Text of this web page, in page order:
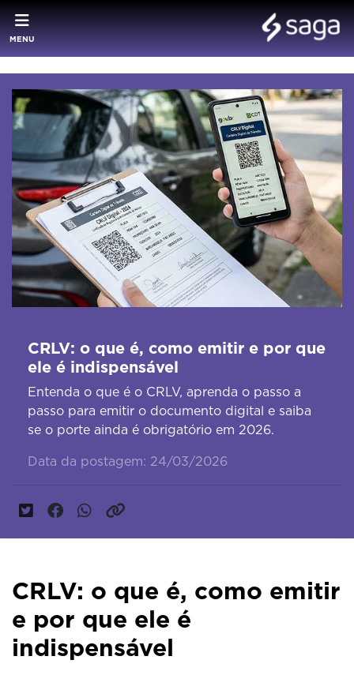
MENU
CRLV: o que é, como emitir e por que
ele é indispensável
Entenda o que é o CRLV, aprenda o passo a
passo para emitir o documento digital e saiba
se o porte ainda é obrigatório em 2026.
Data da postagem: 24/03/2026
CRLV: o que é, como emitir
e por que ele é
indispensável